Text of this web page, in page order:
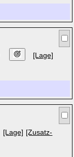
[Lage]
[Lage] [Zusatz-